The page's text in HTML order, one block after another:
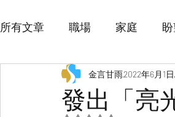
所有文章 職場 家庭
發出「亮
金言甘雨2022年6月1日